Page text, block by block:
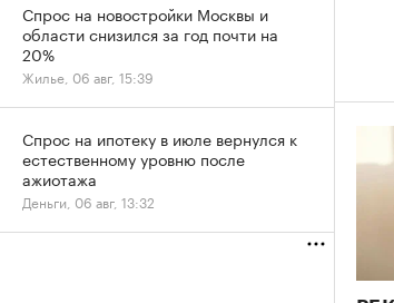
Спрос на новостройки Москвы и
области снизился за год почти на
20%
Жилье, 06 авг, 15:39
Спрос на ипотеку в июле вернулся к
естественному уровню после
ажиотажа
Деньги, 06 авг, 13:32